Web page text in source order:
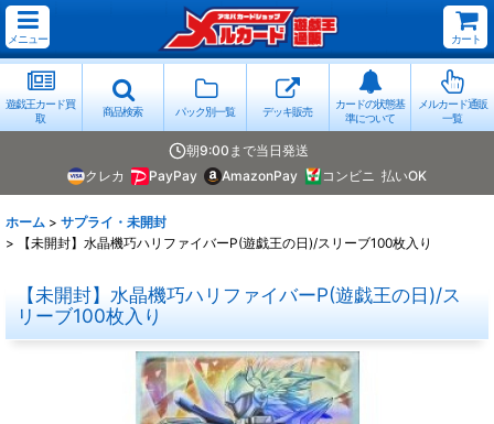
メニュー カート
遊戯王カード買
取
商品検索 パック別一覧 デッキ販売
カードの状態基
準について
メルカード通販
一覧
朝9:00まで当日発送
クレカ
PayPay AmazonPay コンビニ 払いOK
ホーム > サプライ・未開封
>
【未開封】水晶機巧ハリファイバーP(遊戯王の日)/スリーブ100枚入り
【未開封】水晶機巧ハリファイバーP(遊戯王の日)/ス
リーブ100枚入り